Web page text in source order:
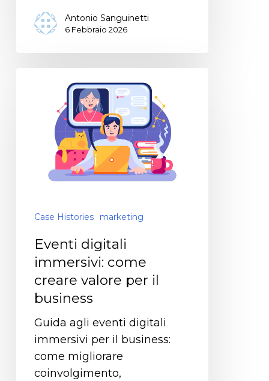
Antonio Sanguinetti
6 Febbraio 2026
Case Histories marketing
Eventi digitali
immersivi: come
creare valore per il
business
Guida agli eventi digitali
immersivi per il business:
come migliorare
coinvolgimento,